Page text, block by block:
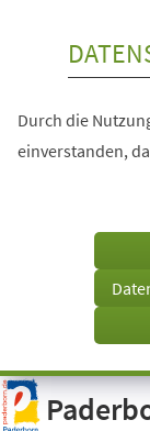
Visuelle
Assistenzsoftware
öffnen.
Durch die
einverstanden,